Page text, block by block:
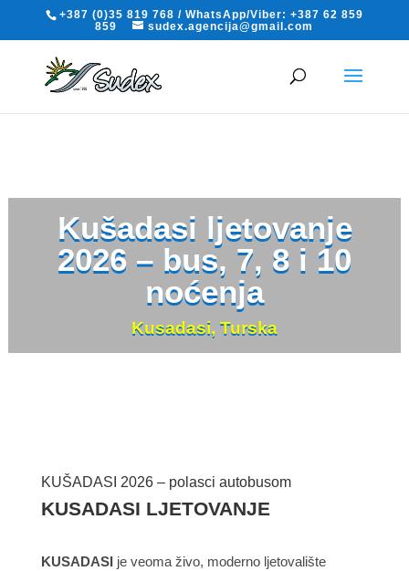
+387 (0)35 819 768 / WhatsApp/Viber: +387 62 859
859
sudex.agencija@gmail.com
Kušadasi ljetovanje
2026 – bus, 7, 8 i 10
noćenja
Kusadasi, Turska
KUŠADASI 2026 – polasci autobusom
KUSADASI LJETOVANJE
KUSADASIje veoma živo, moderno ljetovalište